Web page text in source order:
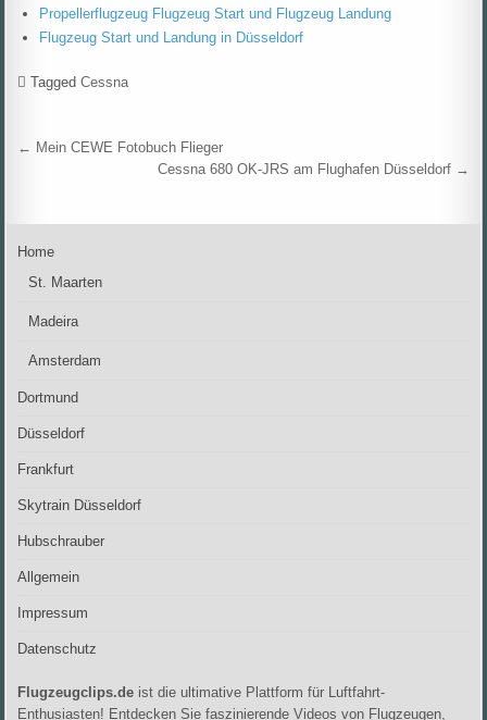
Propellerflugzeug Flugzeug Start und Flugzeug Landung
Flugzeug Start und Landung in Düsseldorf
TaggedCessna
Beitragsnavigation
← Mein CEWE Fotobuch Flieger
Cessna 680 OK-JRS am Flughafen Düsseldorf →
Home
St. Maarten
Madeira
Amsterdam
Dortmund
Düsseldorf
Frankfurt
Skytrain Düsseldorf
Hubschrauber
Allgemein
Impressum
Datenschutz
Flugzeugclips.de ist die ultimative Plattform für Luftfahrt-
Enthusiasten! Entdecken Sie faszinierende Videos von Flugzeugen,